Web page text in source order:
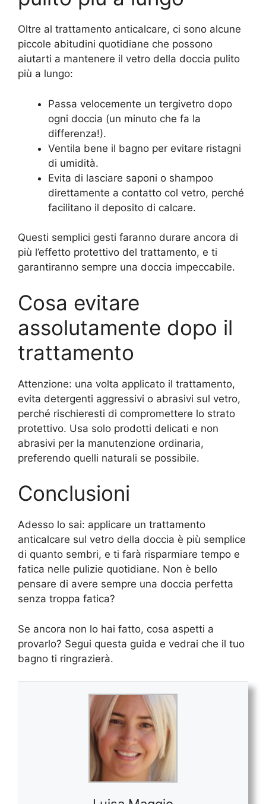
Oltre al trattamento anticalcare, ci sono alcune
piccole abitudini quotidiane che possono
aiutarti a mantenere il vetro della doccia pulito
più a lungo:
Passa velocemente un tergivetro dopo
ogni doccia (un minuto che fa la
differenza!).
Ventila bene il bagno per evitare ristagni
di umidità.
Evita di lasciare saponi o shampoo
direttamente a contatto col vetro, perché
facilitano il deposito di calcare.
Questi semplici gesti faranno durare ancora di
più l’effetto protettivo del trattamento, e ti
garantiranno sempre una doccia impeccabile.
Cosa evitare
assolutamente dopo il
trattamento
Attenzione: una volta applicato il trattamento,
evita detergenti aggressivi o abrasivi sul vetro,
perché rischieresti di compromettere lo strato
protettivo. Usa solo prodotti delicati e non
abrasivi per la manutenzione ordinaria,
preferendo quelli naturali se possibile.
Conclusioni
Adesso lo sai: applicare un trattamento
anticalcare sul vetro della doccia è più semplice
di quanto sembri, e ti farà risparmiare tempo e
fatica nelle pulizie quotidiane. Non è bello
pensare di avere sempre una doccia perfetta
senza troppa fatica?
Se ancora non lo hai fatto, cosa aspetti a
provarlo? Segui questa guida e vedrai che il tuo
bagno ti ringrazierà.